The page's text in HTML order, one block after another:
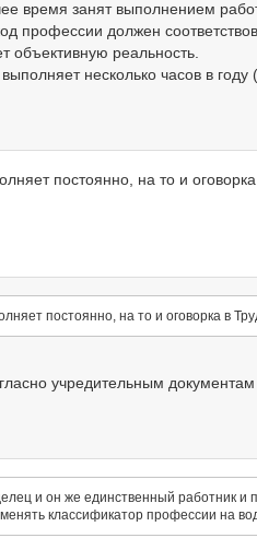
время занят выполнением
профессии должен
объективную реальность.
несколько часов в
постоянно, на то и
постоянно, на то и оговорка в
учредительным документам
и он же единственный работник и
классификатор профессии на